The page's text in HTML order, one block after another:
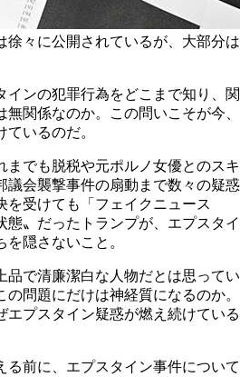
徐々に公開されているが、大部分は
インの犯罪行為をどこまで知り、関
関係なのか。この問いこそが今、
いるのだ。
までも脱税や元ポルノ女優とのスキ
議会襲撃事件の扇動まで数々の疑惑
を受けても「フェイクニュース
態〟だったトランプが、エプスタイ
隠さないこと。
品で清廉潔白な人物だとは思ってい
問題にだけは神経質になるのか。
エプスタイン疑惑が燃え続けている
る前に、エプスタイン事件について